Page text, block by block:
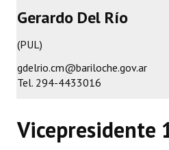
Programas
LEGISLACIÓN
Constitución Nacional
Carta Orgánica 2007
Gerardo Del Río
(PUL)
gdelrio.cm@bariloche.gov.ar
Tel. 294-4433016
Vicepresidente